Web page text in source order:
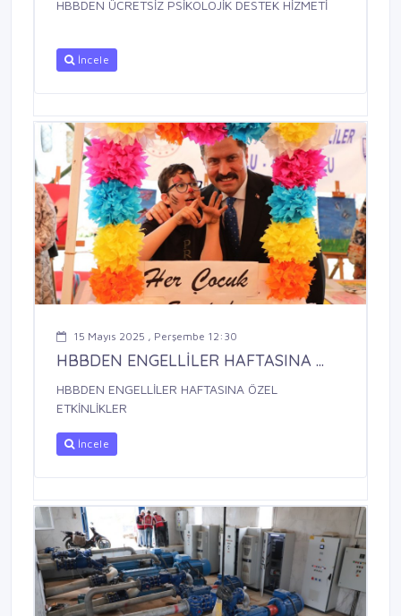
HBBDEN ÜCRETSİZ PSİKOLOJİK DESTEK HİZMETİ
İncele
15 Mayıs 2025 , Perşembe 12:30
HBBDEN ENGELLİLER HAFTASINA ...
HBBDEN ENGELLİLER HAFTASINA ÖZEL
ETKİNLİKLER
İncele